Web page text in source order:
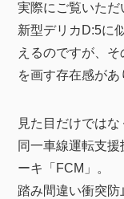
実際にご覧いただ
新型デリカD:5に
えるのですが、
を画す存在感があ
見た目だけではな
同一車線運転支
ーキ「FCM」。
踏み間違い衝突